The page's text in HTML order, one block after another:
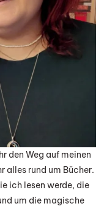
den Weg auf meinen
alles rund um Bücher.
ich lesen werde, die
um die magische